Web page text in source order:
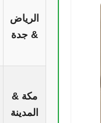
الرياض
& جدة
مكة &
المدينة